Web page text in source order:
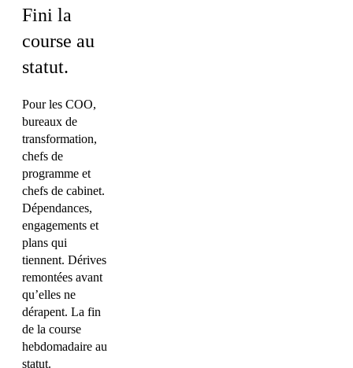
Fini la
course au
statut.
Pour les COO,
bureaux de
transformation,
chefs de
programme et
chefs de cabinet.
Dépendances,
engagements et
plans qui
tiennent. Dérives
remontées avant
qu’elles ne
dérapent. La fin
de la course
hebdomadaire au
statut.